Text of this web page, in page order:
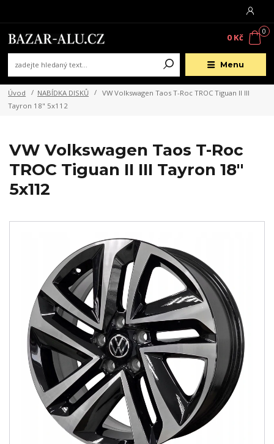
Menu
0
0 Kč
Úvod NABÍDKA DISKŮ
VW Volkswagen Taos T-Roc TROC Tiguan II III
Tayron 18" 5x112
VW Volkswagen Taos T-Roc
TROC Tiguan II III Tayron 18"
5x112